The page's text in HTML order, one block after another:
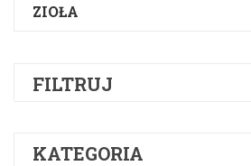
ZIOŁA
FILTRUJ
KATEGORIA